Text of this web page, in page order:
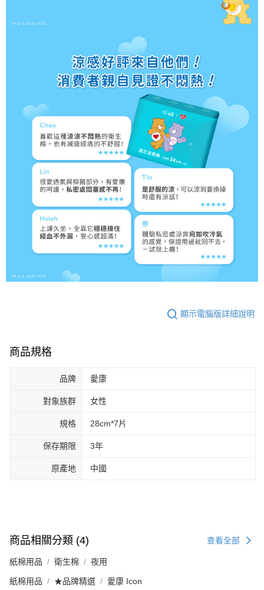
顯示電腦版詳細說明
商品規格
品牌 愛康
對象族群 女性
規格 28cm*7片
保存期限 3年
原產地 中國
商品相關分類 (4) 查看全部
紙棉用品 衛生棉 夜用
紙棉用品 ★品牌精選 愛康 Icon